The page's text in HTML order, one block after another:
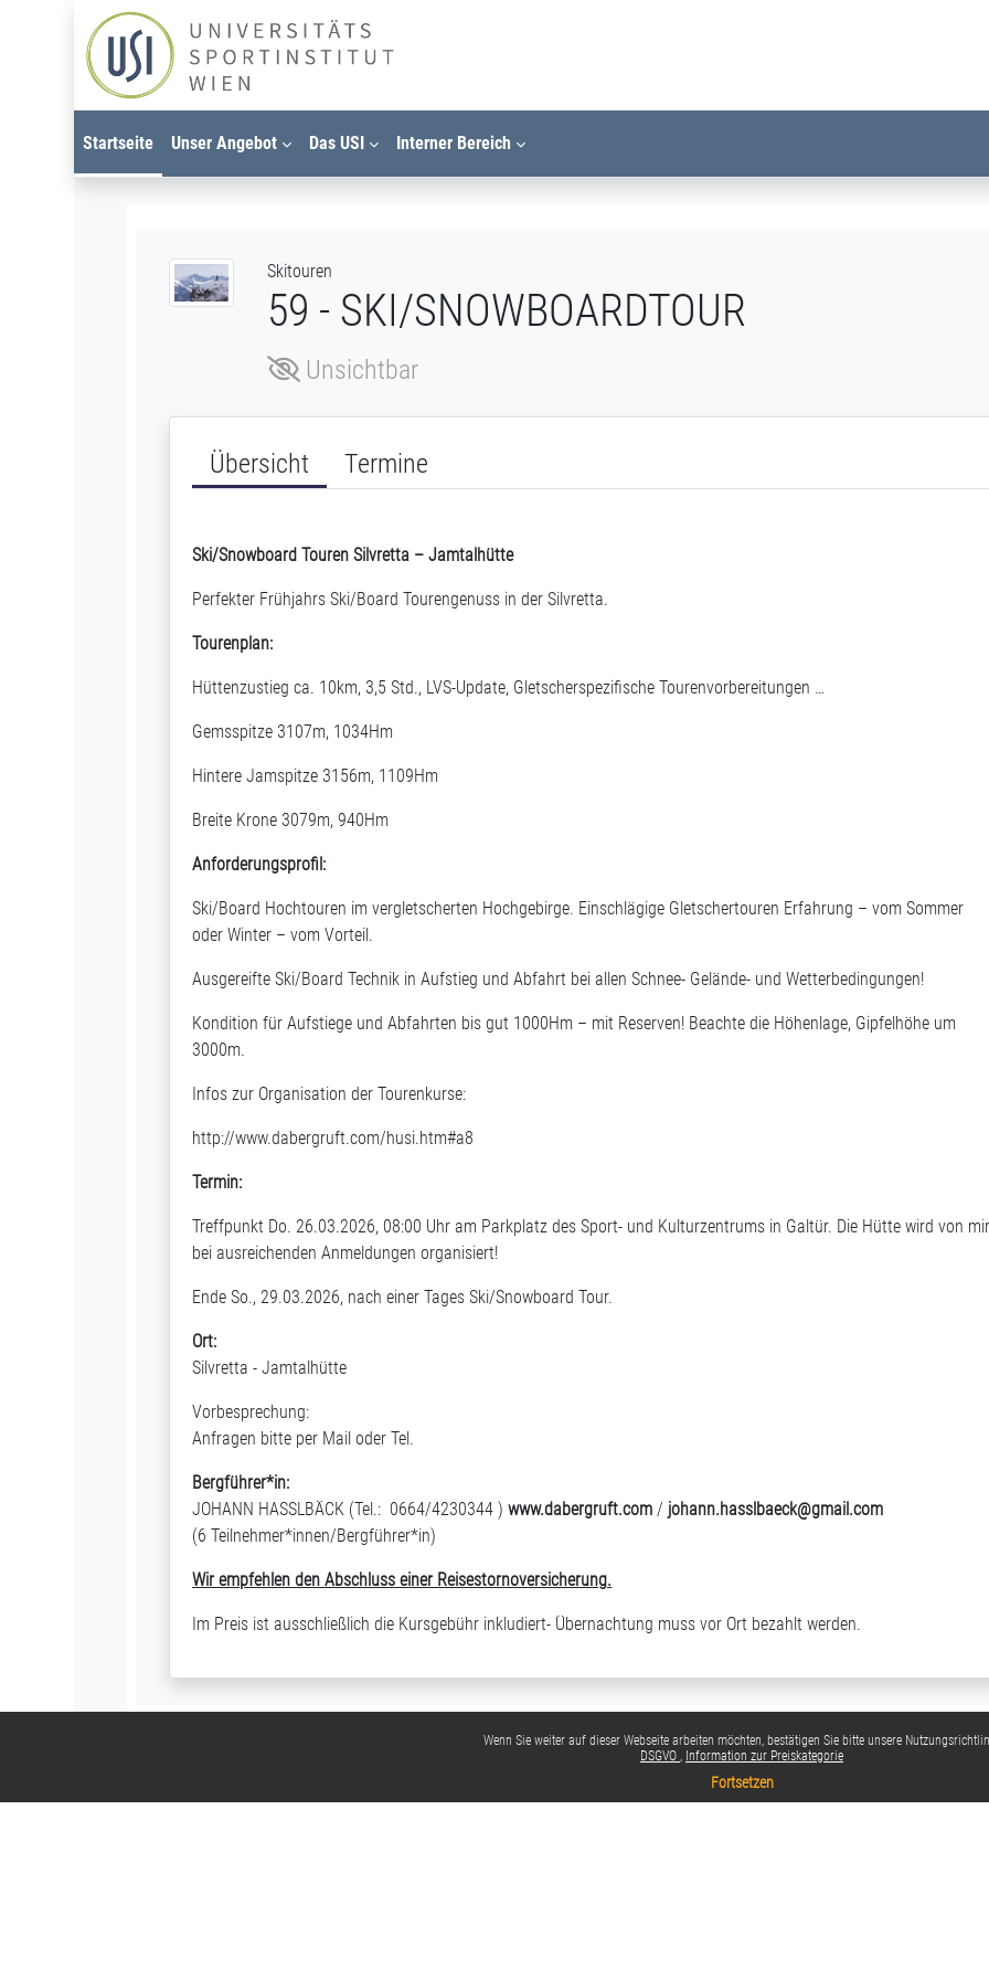
Zum Hauptinhalt
Wenn Sie weiter auf dieser Webseite arbeiten möchten, bestätigen Sie bitte unsere
DSGVO
Information zur Preiskategorie
Fortsetzen
Startseite Unser Angebot Das USI Interner Bereich
Skitouren
59 - SKI/SNOWBOARDTOUR
Unsichtbar
Übersicht Termine
Ski/Snowboard Touren Silvretta – Jamtalhütte
Perfekter Frühjahrs Ski/Board Tourengenuss in der Silvretta.
Tourenplan:
Hüttenzustieg ca. 10km, 3,5 Std., LVS-Update, Gletscherspezifische Tourenvorbereitungen …
Gemsspitze 3107m, 1034Hm
Hintere Jamspitze 3156m, 1109Hm
Breite Krone 3079m, 940Hm
Anforderungsprofil:
Ski/Board Hochtouren im vergletscherten Hochgebirge. Einschlägige Gletschertouren Erfahrung – vom Sommer
oder Winter – vom Vorteil.
Ausgereifte Ski/Board Technik in Aufstieg und Abfahrt bei allen Schnee- Gelände- und Wetterbedingungen!
Kondition für Aufstiege und Abfahrten bis gut 1000Hm – mit Reserven! Beachte die Höhenlage, Gipfelhöhe um
3000m.
Infos zur Organisation der Tourenkurse:
http://www.dabergruft.com/husi.htm#a8
Termin:
Treffpunkt Do. 26.03.2026, 08:00 Uhr am Parkplatz des Sport- und Kulturzentrums in Galtür. Die Hütte wird von
bei ausreichenden Anmeldungen organisiert!
Ende So., 29.03.2026, nach einer Tages Ski/Snowboard Tour.
Ort:
Silvretta - Jamtalhütte
Vorbesprechung:
Anfragen bitte per Mail oder Tel.
Bergführer*in:
JOHANN HASSLBÄCK (Tel.: 0664/4230344 )www.dabergruft.com / johann.hasslbaeck@gmail.com
(6 Teilnehmer*innen/Bergführer*in)
Wir empfehlen den Abschluss einer Reisestornoversicherung.
Im Preis ist ausschließlich die Kursgebühr inkludiert- Übernachtung muss vor Ort bezahlt werden.